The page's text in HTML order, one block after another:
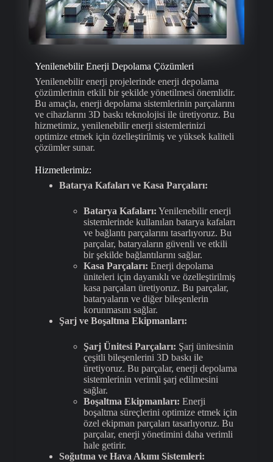
Yenilenebilir Enerji Depolama Çözümleri
Yenilenebilir enerji projelerinde enerji depolama
çözümlerinin etkili bir şekilde yönetilmesi önemlidir.
Bu amaçla, enerji depolama sistemlerinin parçalarını
ve cihazlarını 3D baskı teknolojisi ile üretiyoruz. Bu
hizmetimiz, yenilenebilir enerji sistemlerinizi
optimize etmek için özelleştirilmiş ve yüksek kaliteli
çözümler sunar.
Hizmetlerimiz:
Batarya Kafaları ve Kasa Parçaları:
Batarya Kafaları: Yenilenebilir enerji
sistemlerinde kullanılan batarya kafaları
ve bağlantı parçalarını tasarlıyoruz. Bu
parçalar, bataryaların güvenli ve etkili
bir şekilde bağlantılarını sağlar.
Kasa Parçaları: Enerji depolama
üniteleri için dayanıklı ve özelleştirilmiş
kasa parçaları üretiyoruz. Bu parçalar,
bataryaların ve diğer bileşenlerin
korunmasını sağlar.
Şarj ve Boşaltma Ekipmanları:
Şarj Ünitesi Parçaları: Şarj ünitesinin
çeşitli bileşenlerini 3D baskı ile
üretiyoruz. Bu parçalar, enerji depolama
sistemlerinin verimli şarj edilmesini
sağlar.
Boşaltma Ekipmanları: Enerji
boşaltma süreçlerini optimize etmek için
özel ekipman parçaları tasarlıyoruz. Bu
parçalar, enerji yönetimini daha verimli
hale getirir.
Soğutma ve Hava Akımı Sistemleri: